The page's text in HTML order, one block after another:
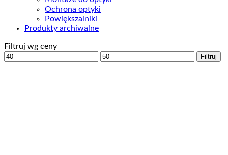
Ochrona optyki
Powiększalniki
Produkty archiwalne
Filtruj wg ceny
Cena
Cena
Filtruj